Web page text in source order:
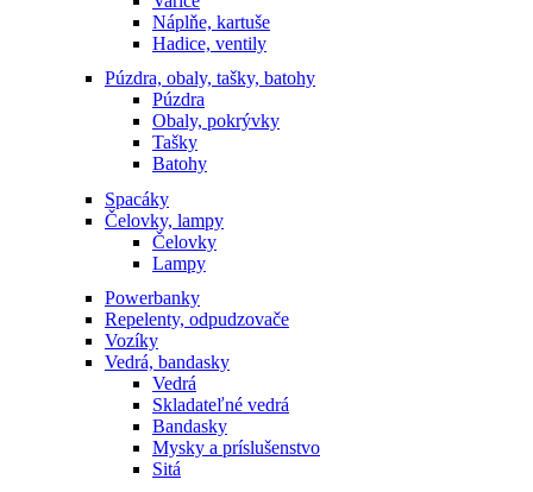
Náplňe, kartuše
Hadice, ventily
Púzdra, obaly, tašky, batohy
Púzdra
Obaly, pokrývky
Tašky
Batohy
Spacáky
Čelovky, lampy
Čelovky
Lampy
Powerbanky
Repelenty, odpudzovače
Vozíky
Vedrá, bandasky
Vedrá
Skladateľné vedrá
Bandasky
Mysky a príslušenstvo
Sitá